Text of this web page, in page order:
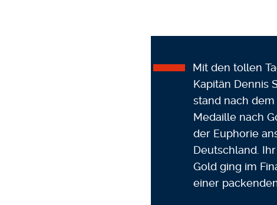
Mit den tollen
Kapitän Dennis
stand nach
Medaille nach
der Euphorie
Deutschland.
Gold ging im
einer